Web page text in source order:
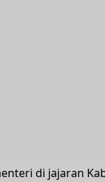
di jajaran